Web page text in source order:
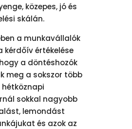
közepes, jó és
skálán.
a munkavállalók
kérdőív értékelése
a döntéshozók
meg a sokszor több
hétköznapi
sokkal nagyobb
lemondást
és azok az